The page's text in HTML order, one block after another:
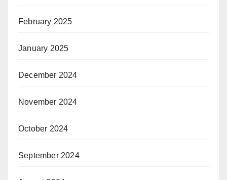
February 2025
January 2025
December 2024
November 2024
October 2024
September 2024